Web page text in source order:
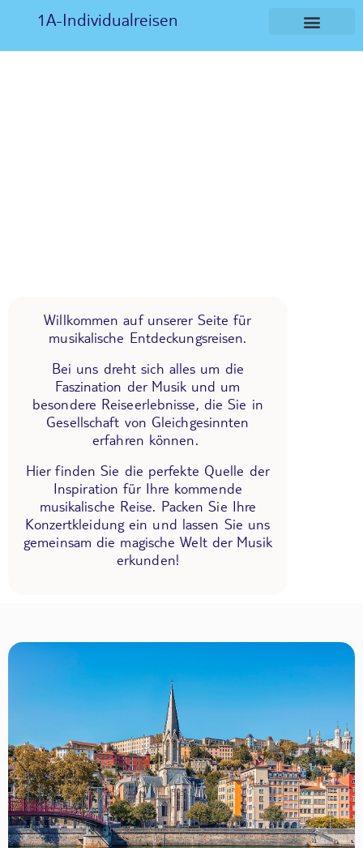
1A-Individualreisen
Willkommen auf unserer Seite für
musikalische Entdeckungsreisen.
Bei uns dreht sich alles um die
Faszination der Musik und um
besondere Reiseerlebnisse, die Sie in
Gesellschaft von Gleichgesinnten
erfahren können.
Hier finden Sie die perfekte Quelle der
Inspiration für Ihre kommende
musikalische Reise. Packen Sie Ihre
Konzertkleidung ein und lassen Sie uns
gemeinsam die magische Welt der Musik
erkunden!